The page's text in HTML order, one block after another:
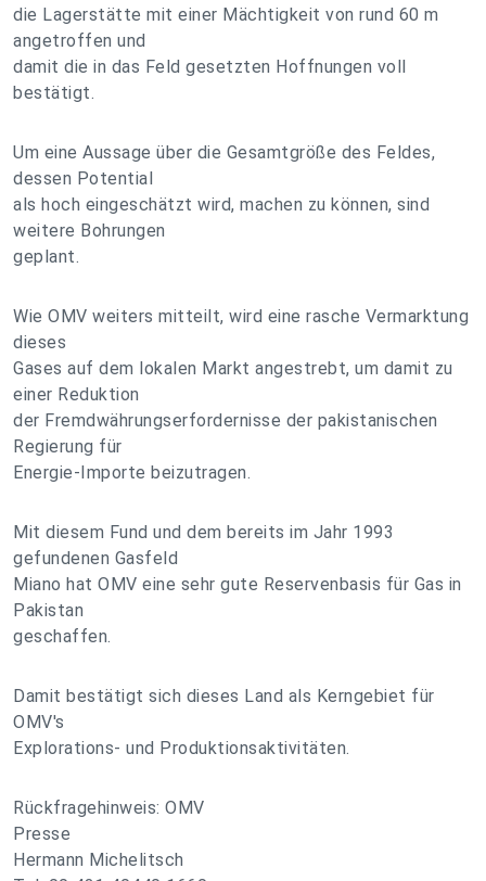
die Lagerstätte mit einer Mächtigkeit von rund 60 m
angetroffen und
damit die in das Feld gesetzten Hoffnungen voll
bestätigt.
Um eine Aussage über die Gesamtgröße des Feldes,
dessen Potential
als hoch eingeschätzt wird, machen zu können, sind
weitere Bohrungen
geplant.
Wie OMV weiters mitteilt, wird eine rasche Vermarktung
dieses
Gases auf dem lokalen Markt angestrebt, um damit zu
einer Reduktion
der Fremdwährungserfordernisse der pakistanischen
Regierung für
Energie-Importe beizutragen.
Mit diesem Fund und dem bereits im Jahr 1993
gefundenen Gasfeld
Miano hat OMV eine sehr gute Reservenbasis für Gas in
Pakistan
geschaffen.
Damit bestätigt sich dieses Land als Kerngebiet für
OMV's
Explorations- und Produktionsaktivitäten.
Rückfragehinweis: OMV
Presse
Hermann Michelitsch